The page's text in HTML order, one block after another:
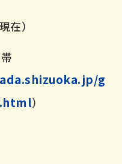
在）
g
）